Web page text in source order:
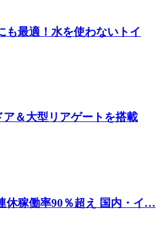
も最適！水を使わないトイ
＆大型リアゲートを搭載
休稼働率90％超え 国内・イ…